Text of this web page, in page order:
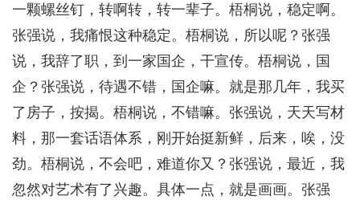
一颗螺丝钉，转啊转，转一辈子。梧桐说，稳定啊。
张强说，我痛恨这种稳定。梧桐说，所以呢？张强
说，我辞了职，到一家国企，干宣传。梧桐说，国
企？张强说，待遇不错，国企嘛。就是那几年，我买
了房子，按揭。梧桐说，不错嘛。张强说，天天写材
料，那一套话语体系，刚开始挺新鲜，后来，唉，没
劲。梧桐说，不会吧，难道你又？张强说，最近，我
忽然对艺术有了兴趣。具体一点，就是画画。张强